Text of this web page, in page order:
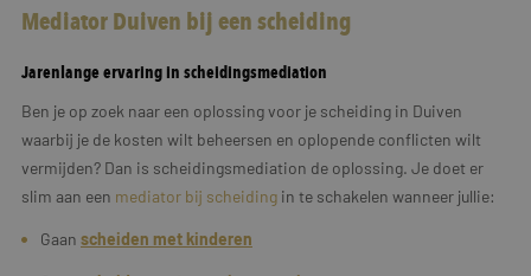
Mediator Duiven bij een scheiding
Jarenlange ervaring in scheidingsmediation
Ben je op zoek naar een oplossing voor je scheiding in Duiven
waarbij je de kosten wilt beheersen en oplopende conflicten wilt
vermijden? Dan is scheidingsmediation de oplossing. Je doet er
slim aan een mediator bij scheiding in te schakelen wanneer jullie:
Gaan scheiden met kinderen